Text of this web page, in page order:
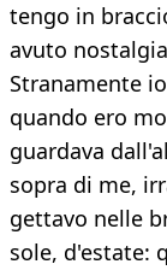
tengo in
avuto
Stranamente
quando ero
guardava
sopra di me,
gettavo nelle
sole, d'estate: